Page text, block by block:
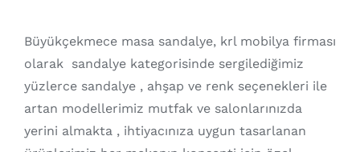
Büyükçekmece masa sandalye, krl mobilya firması
olarak sandalye kategorisinde sergilediğimiz
yüzlerce sandalye , ahşap ve renk seçenekleri ile
artan modellerimiz mutfak ve salonlarınızda
yerini almakta , ihtiyacınıza uygun tasarlanan